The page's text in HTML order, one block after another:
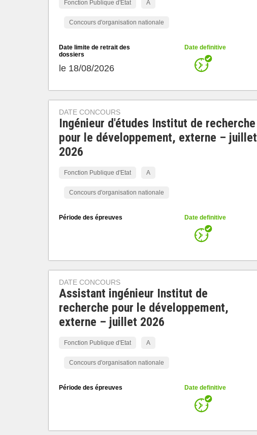
Fonction Publique d'Etat A
Concours d'organisation nationale
Date limite de retrait des
dossiers
le 18/08/2026
Date definitive
DATE CONCOURS
Ingénieur d'études Institut de recherche
pour le développement, externe – juillet
2026
Fonction Publique d'Etat A
Concours d'organisation nationale
Période des épreuves Date definitive
DATE CONCOURS
Assistant ingénieur Institut de
recherche pour le développement,
externe – juillet 2026
Fonction Publique d'Etat A
Concours d'organisation nationale
Période des épreuves Date definitive